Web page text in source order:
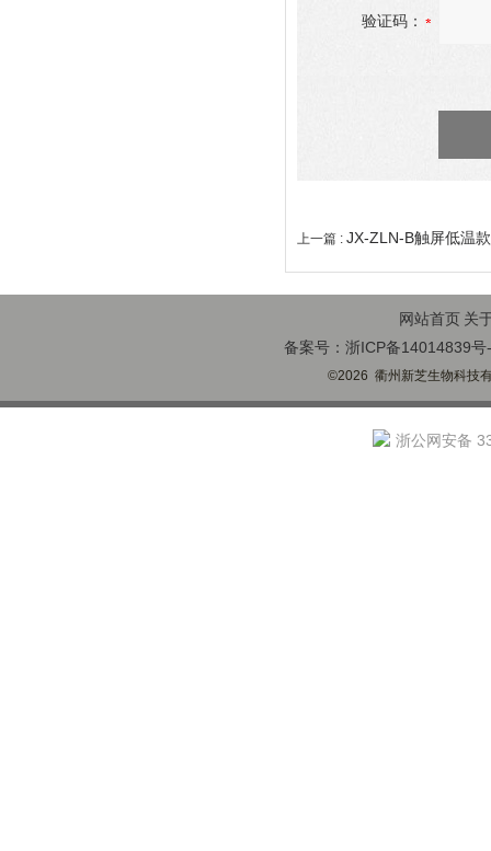
验证码：
上一篇 : JX-ZLN-B触屏低温
网站首页 关
备案号：浙ICP备14014839号
©2026 衢州新芝生物科技
浙公网安备